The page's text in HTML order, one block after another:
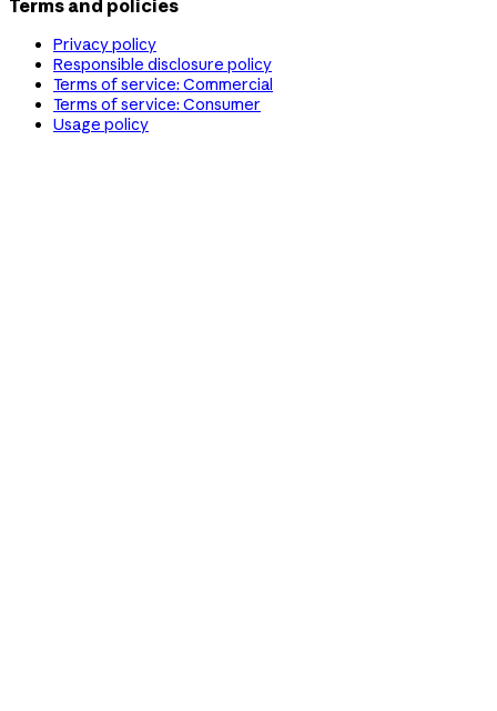
Terms and policies
Privacy policy
Responsible disclosure policy
Terms of service: Commercial
Terms of service: Consumer
Usage policy